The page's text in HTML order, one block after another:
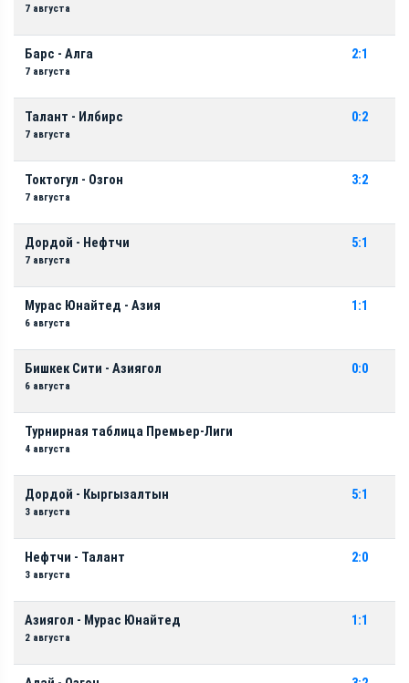
7 августа
Барс - Алга
7 августа
2:1
Талант - Илбирс
7 августа
0:2
Токтогул - Озгон
7 августа
3:2
Дордой - Нефтчи
7 августа
5:1
Мурас Юнайтед - Азия
6 августа
1:1
Бишкек Сити - Азиягол
6 августа
0:0
Турнирная таблица Премьер-Лиги
4 августа
Дордой - Кыргызалтын
3 августа
5:1
Нефтчи - Талант
3 августа
2:0
Азиягол - Мурас Юнайтед
2 августа
1:1